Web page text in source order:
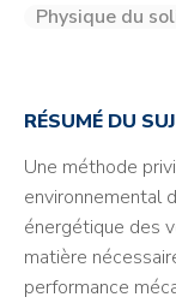
Physique du
RÉSUMÉ DU
Une méthode
environnemental
énergétique des
matière
performance